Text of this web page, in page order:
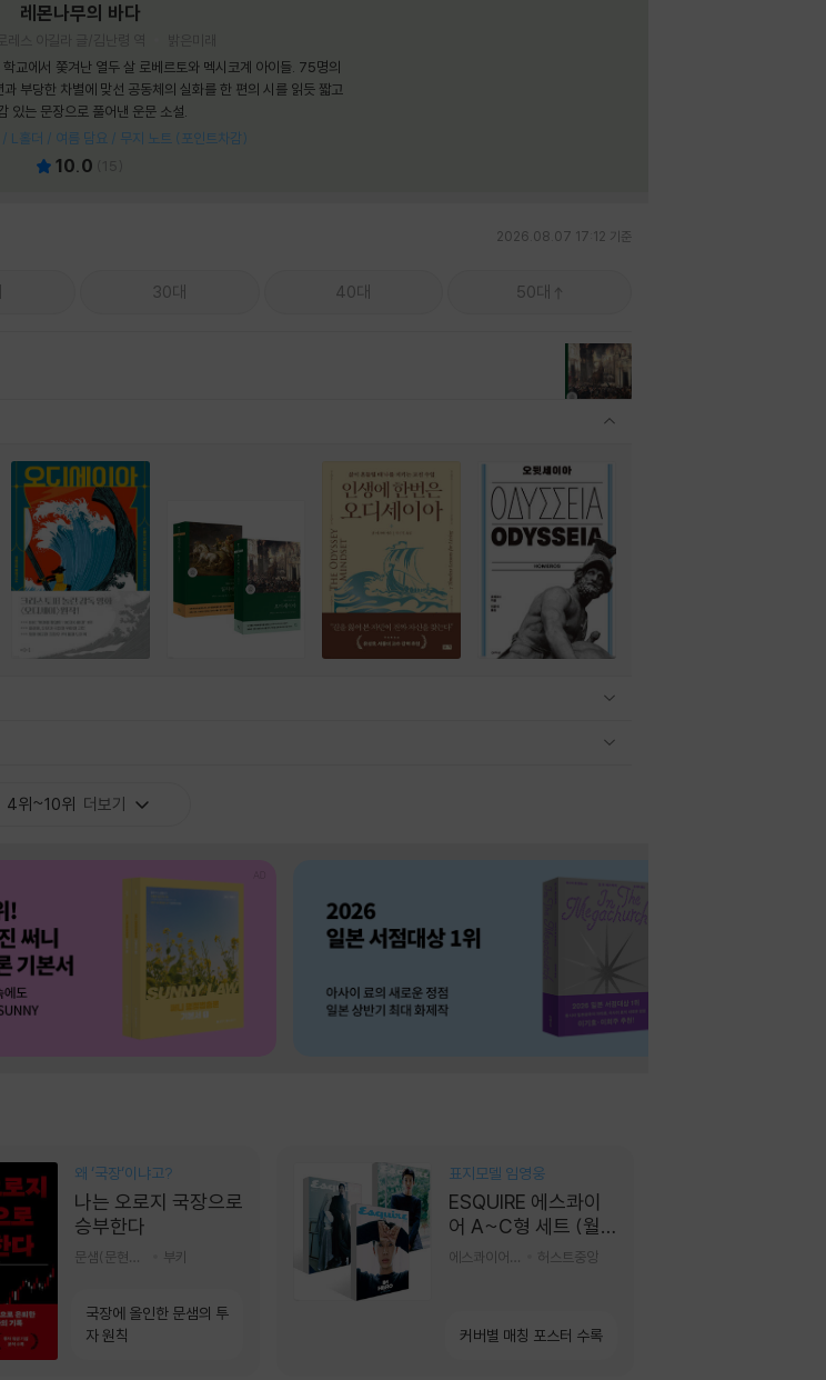
레몬나무의 바다
교에서 쫓겨난 열두 살 로베르토와 멕시코계 아이들. 75명의
부당한 차별에 맞선 공동체의 실화를 한 편의 시를 읽듯 짧고
있는 문장으로 풀어낸 운문 소설.
L홀더 / 여름 담요 / 무지 노트 (포인트차감)
10.0
2026.08.07 17:12 기준
30대 40대 50대
4위~10위 더보기
왜 ‘국장‘이냐고?
나는 오로지 국장으로
승부한다
부키
국장에 올인한 문샘의 투
자 원칙
표지모델 임영웅
ESQUIRE 에스콰이
어 A~C형 세트 (월
간) : 9월 [2026]
허스트중앙
커버별 매칭 포스터 수록